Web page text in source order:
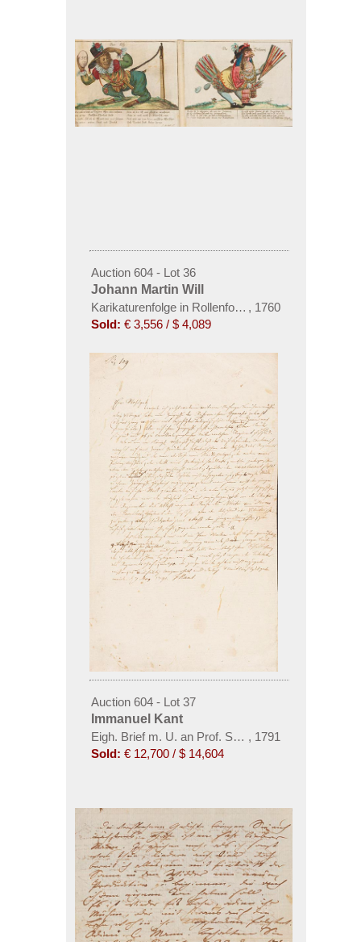
Auction 604 - Lot 36
Johann Martin Will
Karikaturenfolge in Rollenform , 1760
Sold: € 3,556 / $ 4,089
Auction 604 - Lot 37
Immanuel Kant
Eigh. Brief m. U. an Prof. Samuel Gottlieb Wald
, 1791
Sold: € 12,700 / $ 14,604